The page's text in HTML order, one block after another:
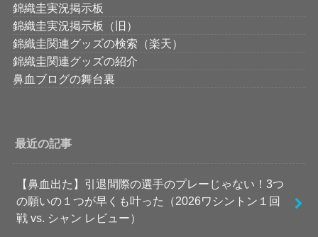
錦織圭実況掲示板
錦織圭実況掲示板（旧）
錦織圭関連グッズの検索（楽天）
錦織圭関連グッズの紹介
鼻血ブログの舞台裏
最近の記事
【鼻血出た】引退間際の選手のプレーじゃない！3つ
の願いの１つが早くも叶った（2026ワシントン１回
戦 vs. シャン レビュー）